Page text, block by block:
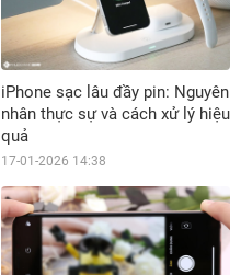
iPhone sạc lâu đầy pin: Nguyên
nhân thực sự và cách xử lý hiệu
quả
17-01-2026 14:38